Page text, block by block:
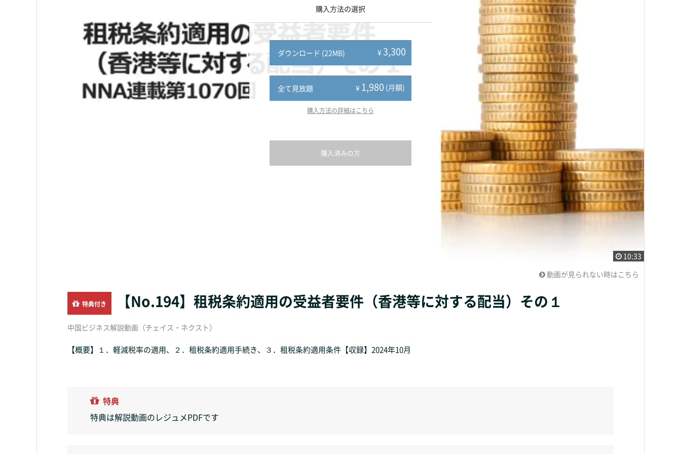
購入方法の選択
ダウンロード (22MB) ¥3,300
全て見放題 ¥ 1,980 (月額)
購入方法の詳細はこちら
購入済みの方
10:33
動画が見られない時はこちら
特典付き 【No.194】租税条約適用の受益者要件（香港等に対する配当）その１
中国ビジネス解説動画（チェイス・ネクスト）
【概要】１．軽減税率の適用、２．租税条約適用手続き、３．租税条約適用条件【収録】2024年10月
特典
特典は解説動画のレジュメPDFです